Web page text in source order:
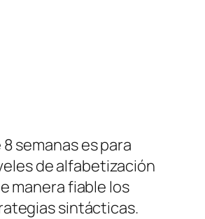
semanas es para
de alfabetización
manera fiable los
sintácticas.